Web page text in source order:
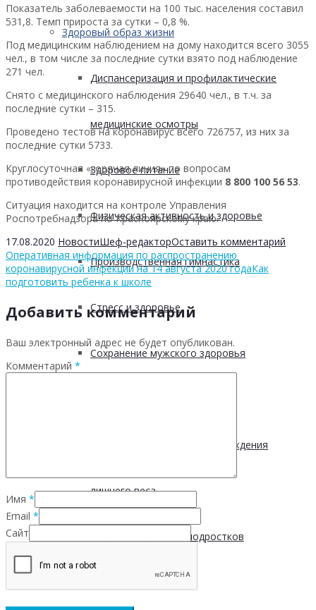
Здоровый образ жизни
Диспансеризация и профилактические
медицинские осмотры
Здоровое питание
Физическая активность и здоровье
Производственная гимнастика
Стресс и здоровье
Сохранение мужского здоровья
Основы здоровья и предупреждения
лишнего веса
Пищевые привычки подростков
Показатель заболеваемости на 100 тыс. населения составил
531,8. Темп прироста за сутки – 0,8 %.
Под медицинским наблюдением на дому находится всего 3055
чел., в том числе за последние сутки взято под наблюдение
271 чел.
Снято с медицинского наблюдения 29640 чел., в т.ч. за
последние сутки – 315.
Проведено тестов на коронавирус всего 726757, из них за
последние сутки 5733.
Круглосуточная «горячая линия» по вопросам
противодействия коронавирусной инфекции 8 800 100 56 53.
Ситуация находится на контроле Управления
Роспотребнадзора по Красноярскому краю.
17.08.2020 НовостиШеф-редакторОставить комментарий
Оперативная информация по распространению
коронавирусной инфекции на 14 августа 2020 годаКак
подготовить ребенка к школе
Добавить комментарий
Ваш электронный адрес не будет опубликован.
Комментарий *
Имя *
Email *
Сайт